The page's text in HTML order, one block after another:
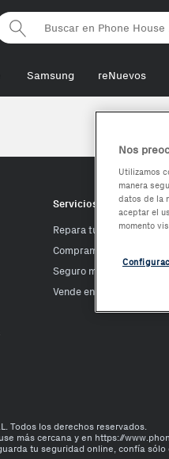
Samsung reNuevos
Servicios Phone House
Repara tu móvil
Compramos tu móvil
Seguro móvil
Vende en Phone House
Todos los derechos reservados.
más cercana y en https://
tu seguridad online, confía
Nos
Utilizamos
manera
datos de la
aceptar el
momento